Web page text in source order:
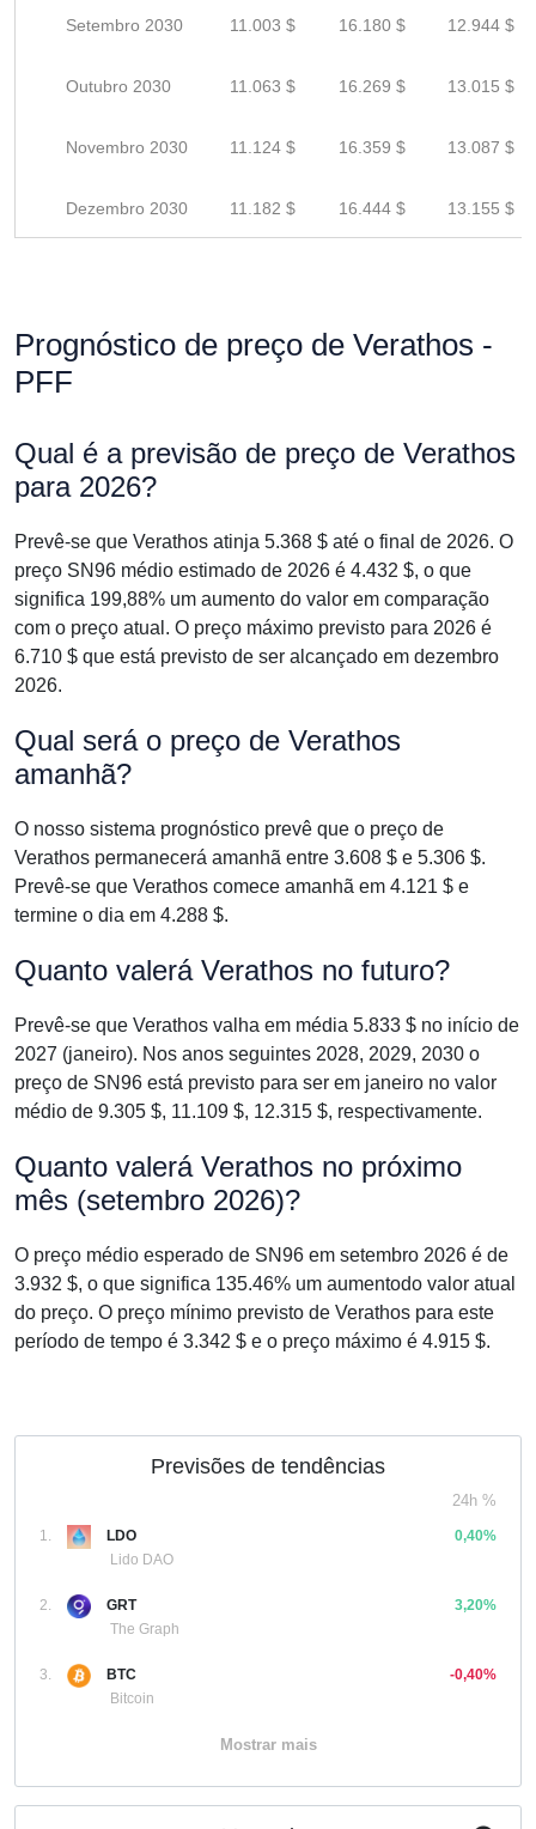
Setembro 2030 11.003 $ 16.180 $ 12.944 $
Outubro 2030 11.063 $ 16.269 $ 13.015 $
Novembro 2030 11.124 $ 16.359 $ 13.087 $
Dezembro 2030 11.182 $ 16.444 $ 13.155 $
Prognóstico de preço de Verathos -
PFF
Qual é a previsão de preço de Verathos
para 2026?
Prevê-se que Verathos atinja 5.368 $ até o final de 2026. O
preço SN96 médio estimado de 2026 é 4.432 $, o que
significa 199,88% um aumento do valor em comparação
com o preço atual. O preço máximo previsto para 2026 é
6.710 $ que está previsto de ser alcançado em dezembro
2026.
Qual será o preço de Verathos
amanhã?
O nosso sistema prognóstico prevê que o preço de
Verathos permanecerá amanhã entre 3.608 $ e 5.306 $.
Prevê-se que Verathos comece amanhã em 4.121 $ e
termine o dia em 4.288 $.
Quanto valerá Verathos no futuro?
Prevê-se que Verathos valha em média 5.833 $ no início de
2027 (janeiro). Nos anos seguintes 2028, 2029, 2030 o
preço de SN96 está previsto para ser em janeiro no valor
médio de 9.305 $, 11.109 $, 12.315 $, respectivamente.
Quanto valerá Verathos no próximo
mês (setembro 2026)?
O preço médio esperado de SN96 em setembro 2026 é de
3.932 $, o que significa 135.46% um aumentodo valor atual
do preço. O preço mínimo previsto de Verathos para este
período de tempo é 3.342 $ e o preço máximo é 4.915 $.
Previsões de tendências
24h %
1.
LDO
Lido DAO
0,40%
2.
GRT
The Graph
3,20%
3.
BTC
Bitcoin
-0,40%
Mostrar mais